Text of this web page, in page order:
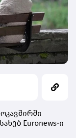
Euronews-ი